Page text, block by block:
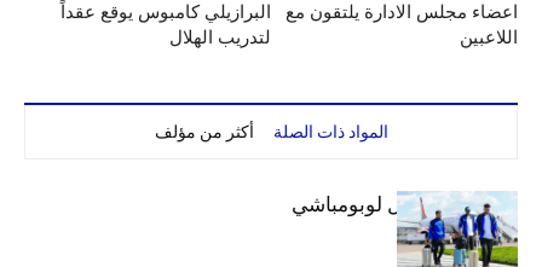
البرازيلي كامبوس يوقع عقداً
لتدريب الهلال
اعضاء مجلس الادارة يلتقون مع
اللاعبين
المواد ذات الصلة أكثر من مؤلف
بعثة الهلال تصل لوبومباشي